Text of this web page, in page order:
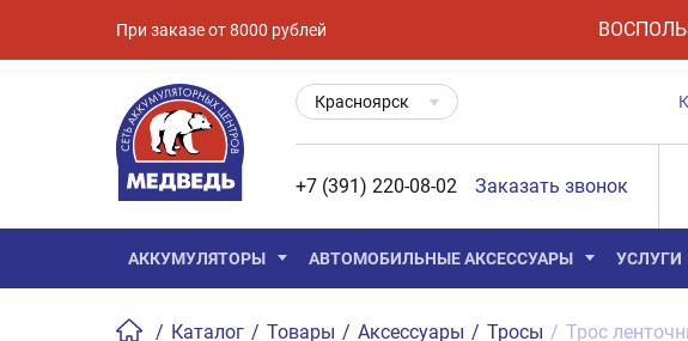
При заказе от 8000 рублей
Красноярск
+7 (391) 220-08-02 Заказать звонок
АККУМУЛЯТОРЫ АВТОМОБИЛЬНЫЕ АКСЕССУАРЫ УСЛУГИ
/ Каталог / Товары / Аксессуары / Тросы / Трос